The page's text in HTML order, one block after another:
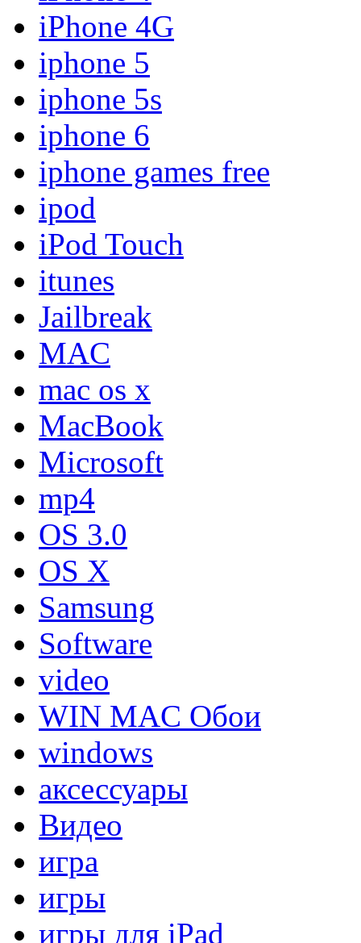
iPhone 4G
iphone 5
iphone 5s
iphone 6
iphone games free
ipod
iPod Touch
itunes
Jailbreak
MAC
mac os x
MacBook
Microsoft
mp4
OS 3.0
OS X
Samsung
Software
video
WIN MAC Обои
windows
аксессуары
Видео
игра
игры
игры для iPad